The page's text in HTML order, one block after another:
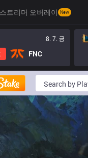
스트리머 오버레이 New
8. 7. 금
FNC